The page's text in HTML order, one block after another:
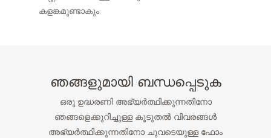
കളങ്കമുണ്ടാകും.
ഞങ്ങളുമായി ബന്ധപ്പെടുക
ഒരു ഉദ്ധരണി അഭ്യർത്ഥിക്കുന്നതിനോ
ഞങ്ങളെക്കുറിച്ചുള്ള കൂടുതൽ വിവരങ്ങൾ
അഭ്യർത്ഥിക്കുന്നതിനോ ചുവടെയുള്ള ഫോം